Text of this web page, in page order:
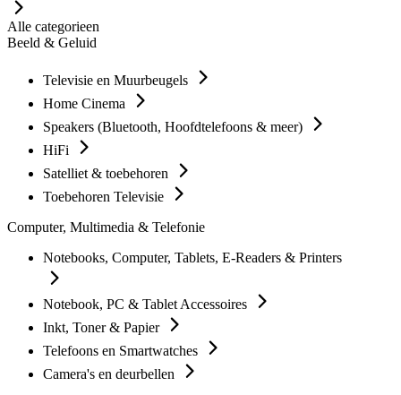
Alle categorieen
Beeld & Geluid
Televisie en Muurbeugels
Home Cinema
Speakers (Bluetooth, Hoofdtelefoons & meer)
HiFi
Satelliet & toebehoren
Toebehoren Televisie
Computer, Multimedia & Telefonie
Notebooks, Computer, Tablets, E-Readers & Printers
Notebook, PC & Tablet Accessoires
Inkt, Toner & Papier
Telefoons en Smartwatches
Camera's en deurbellen